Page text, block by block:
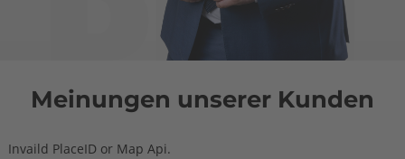
Meinungen unserer Kunden
Invaild PlaceID or Map Api.